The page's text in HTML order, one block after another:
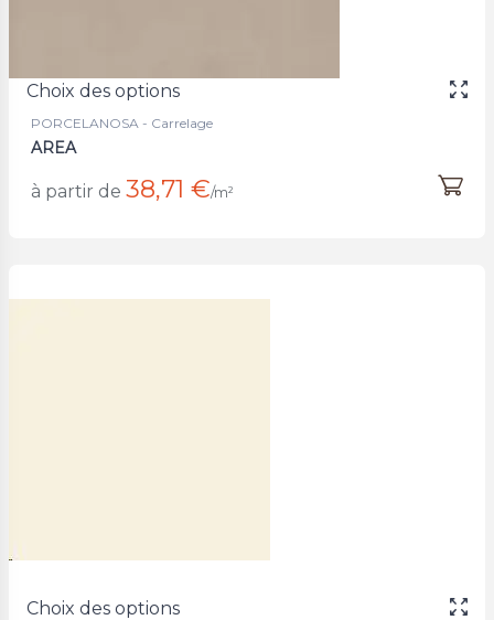
Choix des options
PORCELANOSA - Carrelage
AREA
à partir de 38,71 €/m²
Choix des options